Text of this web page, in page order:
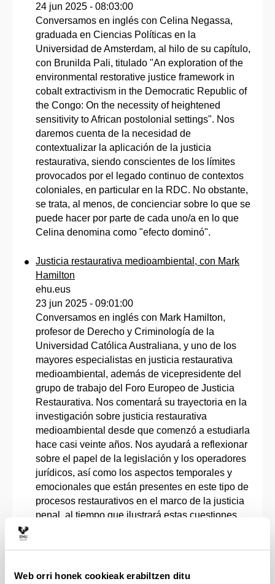
Web orri honek cookieak erabiltzen ditu
24 jun 2025 - 08:03:00
Conversamos en inglés con Celina Negassa,
graduada en Ciencias Políticas en la
Universidad de Amsterdam, al hilo de su capítulo,
con Brunilda Pali, titulado "An exploration of the
environmental restorative justice framework in
cobalt extractivism in the Democratic Republic of
the Congo: On the necessity of heightened
sensitivity to African postolonial settings". Nos
daremos cuenta de la necesidad de
contextualizar la aplicación de la justicia
restaurativa, siendo conscientes de los límites
provocados por el legado continuo de contextos
coloniales, en particular en la RDC. No obstante,
se trata, al menos, de concienciar sobre lo que se
puede hacer por parte de cada uno/a en lo que
Celina denomina como "efecto dominó".
Justicia restaurativa medioambiental, con Mark
Hamilton
ehu.eus
23 jun 2025 - 09:01:00
Conversamos en inglés con Mark Hamilton,
profesor de Derecho y Criminología de la
Universidad Católica Australiana, y uno de los
mayores especialistas en justicia restaurativa
medioambiental, además de vicepresidente del
grupo de trabajo del Foro Europeo de Justicia
Restaurativa. Nos comentará su trayectoria en la
investigación sobre justicia restaurativa
medioambiental desde que comenzó a estudiarla
hace casi veinte años. Nos ayudará a reflexionar
sobre el papel de la legislación y los operadores
jurídicos, así como los aspectos temporales y
emocionales que están presentes en este tipo de
procesos restaurativos en el marco de la justicia
penal, al tiempo que ilustrará estas cuestiones